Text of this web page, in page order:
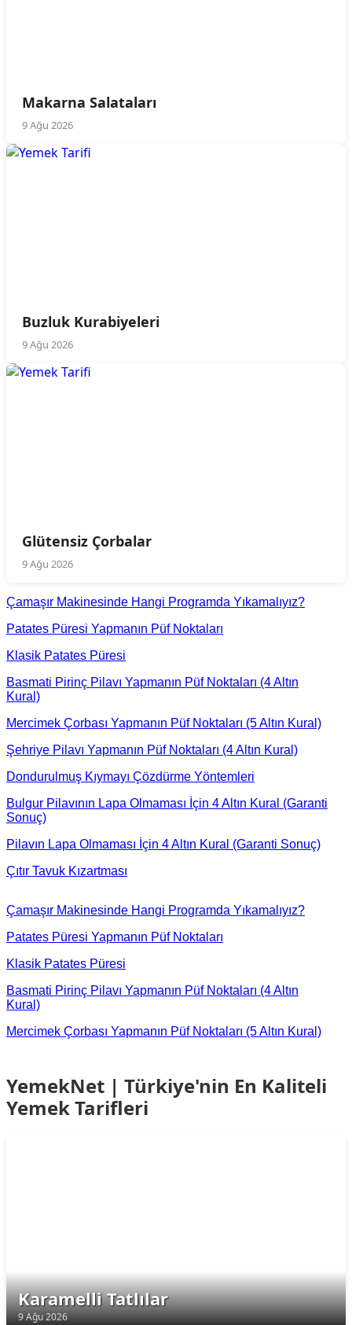
Makarna Salataları
9 Ağu 2026
Buzluk Kurabiyeleri
9 Ağu 2026
Glütensiz Çorbalar
9 Ağu 2026
Çamaşır Makinesinde Hangi Programda Yıkamalıyız?
Patates Püresi Yapmanın Püf Noktaları
Klasik Patates Püresi
Basmati Pirinç Pilavı Yapmanın Püf Noktaları (4 Altın
Kural)
Mercimek Çorbası Yapmanın Püf Noktaları (5 Altın Kural)
Şehriye Pilavı Yapmanın Püf Noktaları (4 Altın Kural)
Dondurulmuş Kıymayı Çözdürme Yöntemleri
Bulgur Pilavının Lapa Olmaması İçin 4 Altın Kural (Garanti
Sonuç)
Pilavın Lapa Olmaması İçin 4 Altın Kural (Garanti Sonuç)
Çıtır Tavuk Kızartması
Çamaşır Makinesinde Hangi Programda Yıkamalıyız?
Patates Püresi Yapmanın Püf Noktaları
Klasik Patates Püresi
Basmati Pirinç Pilavı Yapmanın Püf Noktaları (4 Altın
Kural)
Mercimek Çorbası Yapmanın Püf Noktaları (5 Altın Kural)
YemekNet | Türkiye'nin En Kaliteli
Yemek Tarifleri
Karamelli Tatlılar
9 Ağu 2026